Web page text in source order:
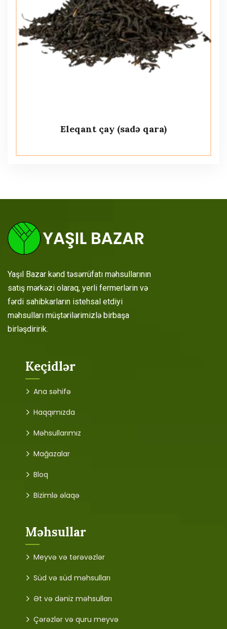
Eleqant çay (sadə qara)
Yaşıl Bazar kənd təsərrüfatı məhsullarının
satış mərkəzi olaraq, yerli fermerlərin və
fərdi sahibkarların istehsal etdiyi
məhsulları müştərilərimizlə birbaşa
birləşdiririk.
Keçidlər
Ana səhifə
Haqqımızda
Məhsullarımız
Mağazalar
Bloq
Bizimlə əlaqə
Məhsullar
Meyvə və tərəvəzlər
Süd və süd məhsulları
Ət və dəniz məhsulları
Çərəzlər və quru meyvə